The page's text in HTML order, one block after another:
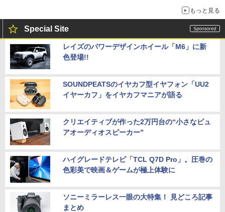
もっと見る
Special Site
レイズのパワーデザインホイール「M6」に新
色登場!!
SOUNDPEATSのイヤカフ型イヤフォン「UU2
イヤーカフ」をイヤカフマニアが語る
クリエイティブが作った2万円台の“小さなピュ
アオーディオスピーカー”
ハイグレードテレビ「TCL Q7D Pro」。圧巻の
色彩美で映画＆ゲームが極上体験に
ソニーミラーレス一眼の大特集！ 見どころ記事
まとめ